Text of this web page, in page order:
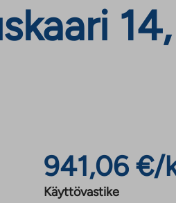
941,06 €/
Käyttövastike